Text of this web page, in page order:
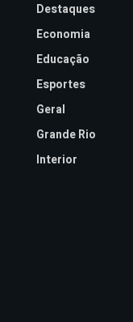
Destaques
Economia
Educação
Esportes
Geral
Grande Rio
Interior